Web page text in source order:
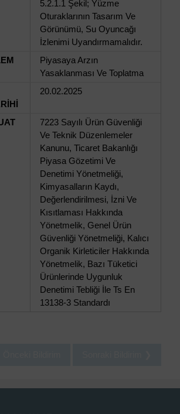
5.2.1.1 Şekil; Yüzme
Oturaklarının Tasarım Ve
Görünümü, Su Oyuncağı
İzlenimi Uyandırmamalıdır.
Piyasaya Arzın
Yasaklanması Ve Toplatma
20.02.2025
7223 Sayılı Ürün Güvenliği
Ve Teknik Düzenlemeler
Kanunu, Ticaret Bakanlığı
Piyasa Gözetimi Ve
Denetimi Yönetmeliği,
Kimyasalların Kaydı,
Değerlendirilmesi, İzni Ve
Kısıtlaması Hakkında
Yönetmelik, Genel Ürün
Güvenliği Yönetmeliği, Kalıcı
Organik Kirleticiler Hakkında
Yönetmelik, Bazı Tüketici
Ürünlerinde Uygunluk
Denetimi Tebliği İle Ts En
13138-3 Standardı